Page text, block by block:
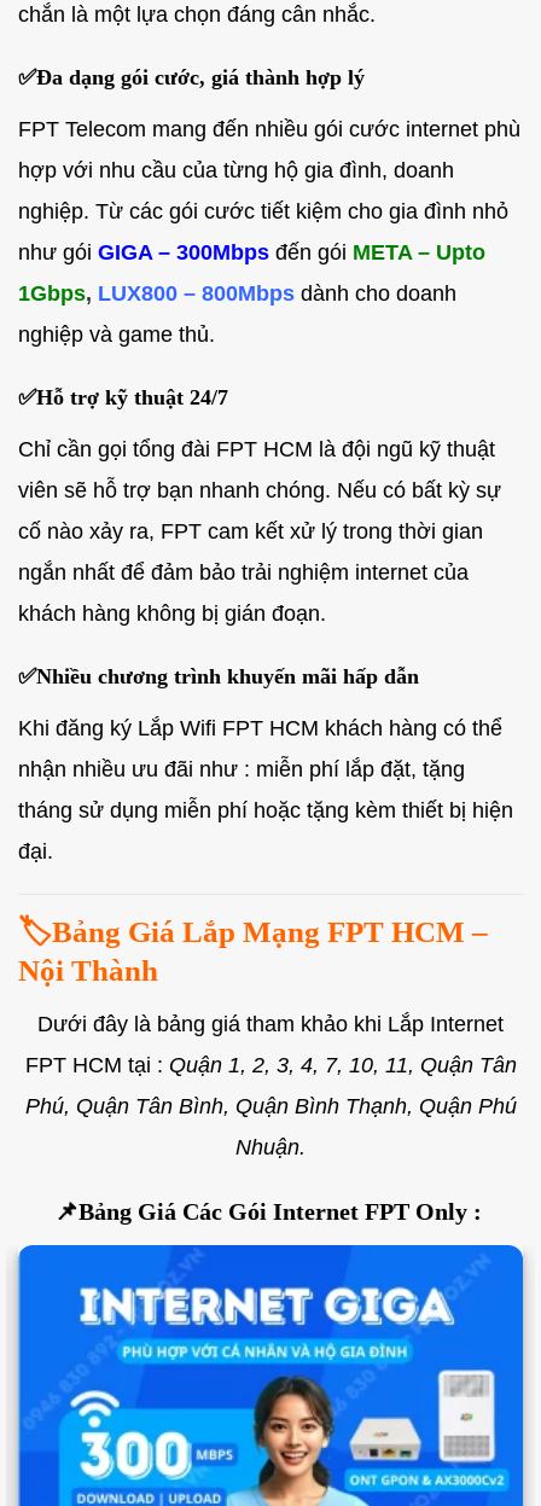
chắn là một lựa chọn đáng cân nhắc.
✅Đa dạng gói cước, giá thành hợp lý
FPT Telecom mang đến nhiều gói cước internet phù
hợp với nhu cầu của từng hộ gia đình, doanh
nghiệp. Từ các gói cước tiết kiệm cho gia đình nhỏ
như gói GIGA – 300Mbps đến gói META – Upto
1Gbps, LUX800 – 800Mbps dành cho doanh
nghiệp và game thủ.
✅Hỗ trợ kỹ thuật 24/7
Chỉ cần gọi tổng đài FPT HCM là đội ngũ kỹ thuật
viên sẽ hỗ trợ bạn nhanh chóng. Nếu có bất kỳ sự
cố nào xảy ra, FPT cam kết xử lý trong thời gian
ngắn nhất để đảm bảo trải nghiệm internet của
khách hàng không bị gián đoạn.
✅Nhiều chương trình khuyến mãi hấp dẫn
Khi đăng ký Lắp Wifi FPT HCM khách hàng có thể
nhận nhiều ưu đãi như : miễn phí lắp đặt, tặng
tháng sử dụng miễn phí hoặc tặng kèm thiết bị hiện
đại.
🏷️Bảng Giá Lắp Mạng FPT HCM –
Nội Thành
Dưới đây là bảng giá tham khảo khi Lắp Internet
FPT HCM tại : Quận 1, 2, 3, 4, 7, 10, 11, Quận Tân
Phú, Quận Tân Bình, Quận Bình Thạnh, Quận Phú
Nhuận.
📌Bảng Giá Các Gói Internet FPT Only :